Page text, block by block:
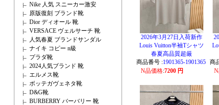
Nike 人気 スニーカー激安
原版復刻 ブランド靴
Dior ディオール 靴
VERSACE ヴェルサーチ 靴
人気春夏 ブランドサンダル
ナイキ コピー n級
プラダ靴
2024人気ブランド 靴
エルメス靴
ボッテガヴェネタ靴
D&G靴
BURBERRY バーバリー 靴
2026年3月27日入荷新作
Louis Vuitton半袖Tシャツ
春夏高品質超厳
商品番号 :1901365-1901365
N品価格:7200 円
商